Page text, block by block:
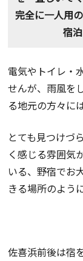
完全に一人用
宿
電気やトイレ・
せんが、雨風を
る地元の方々に
とても見つけづ
く感じる雰囲気
いる、野宿でお
きる場所のよう
佐喜浜前後は宿